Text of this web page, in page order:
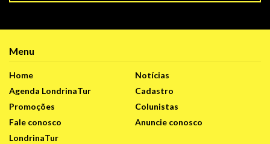
Menu
Home
Notícias
Agenda LondrinaTur
Cadastro
Promoções
Colunistas
Fale conosco
Anuncie conosco
LondrinaTur